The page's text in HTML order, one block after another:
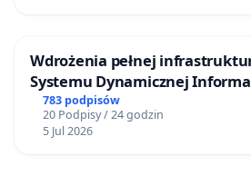
Wdrożenia pełnej
Systemu Dynamicznej
(CSDiP) na stacji kolejowej w
783 podpisów
20 Podpisy / 24 godzin
5 Jul 2026